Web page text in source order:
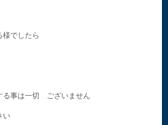
でしたら
事は一切 ございません
い